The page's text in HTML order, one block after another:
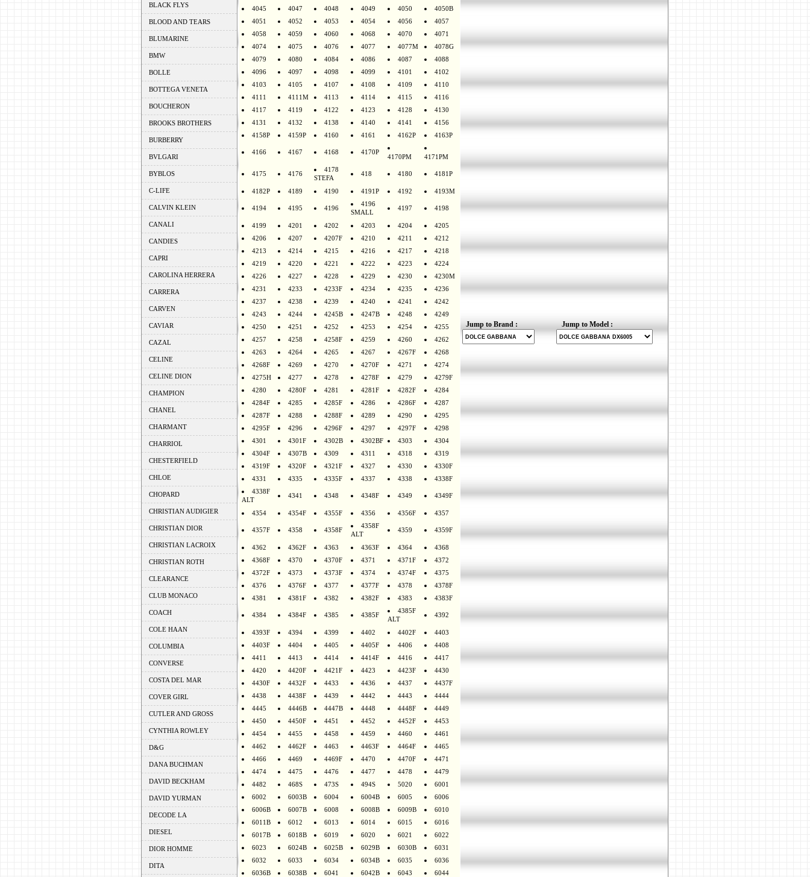
BLACK FLYS
BLOOD AND TEARS
BLUMARINE
BMW
BOLLE
BOTTEGA VENETA
BOUCHERON
BROOKS BROTHERS
BURBERRY
BVLGARI
BYBLOS
C-LIFE
CALVIN KLEIN
CANALI
CANDIES
CAPRI
CAROLINA HERRERA
CARRERA
CARVEN
CAVIAR
CAZAL
CELINE
CELINE DION
CHAMPION
CHANEL
CHARMANT
CHARRIOL
CHESTERFIELD
CHLOE
CHOPARD
CHRISTIAN AUDIGIER
CHRISTIAN DIOR
CHRISTIAN LACROIX
CHRISTIAN ROTH
CLEARANCE
CLUB MONACO
COACH
COLE HAAN
COLUMBIA
CONVERSE
COSTA DEL MAR
COVER GIRL
CUTLER AND GROSS
CYNTHIA ROWLEY
D&G
DANA BUCHMAN
DAVID BECKHAM
DAVID YURMAN
DECODE LA
DIESEL
DIOR HOMME
DITA
4045
4047 4048 4049 4050
4050B
4051
4052 4053 4054 4056
4057
4058
4059 4060 4068 4070
4071
4074
4075 4076 4077 4077M
4078G
4079
4080 4084 4086 4087
4088
4096
4097 4098 4099 4101
4102
4103
4105 4107 4108 4109
4110
4111
4111M 4113 4114 4115
4116
4117
4119 4122 4123 4128
4130
4131
4132 4138 4140 4141
4156
4158P
4159P 4160 4161 4162P 4163P
4166 4167 4168 4170P
4170PM 4171PM
4175 4176
4178
STEFA
418 4180 4181P
4182P 4189 4190 4191P 4192 4193M
4194 4195 4196
4196
SMALL
4197 4198
4199 4201 4202 4203 4204
4205
4206
4207 4207F 4210 4211
4212
4213
4214 4215 4216 4217
4218
4219
4220 4221 4222 4223
4224
4226
4227 4228 4229 4230
4230M
4231
4233 4233F 4234 4235
4236
4237
4238 4239 4240 4241
4242
4243
4244 4245B 4247B 4248
4249
4250
4251 4252 4253 4254
4255
4257
4258 4258F 4259 4260
4262
4263
4264 4265 4267 4267F
4268
4268F
4269 4270 4270F 4271
4274
4275H
4277 4278 4278F 4279
4279F
4280
4280F 4281 4281F 4282F
4284
4284F
4285 4285F 4286 4286F
4287
4287F
4288 4288F 4289 4290
4295
4295F
4296 4296F 4297 4297F
4298
4301
4301F 4302B 4302BF 4303
4304
4304F
4307B 4309 4311 4318
4319
4319F
4320F 4321F 4327 4330
4330F
4331
4335 4335F 4337 4338
4338F
4338F
ALT
4341 4348 4348F 4349 4349F
4354 4354F 4355F 4356 4356F 4357
4357F 4358 4358F
4358F
ALT
4359 4359F
4362 4362F 4363 4363F 4364
4368
4368F
4370 4370F 4371 4371F
4372
4372F
4373 4373F 4374 4374F
4375
4376
4376F 4377 4377F 4378
4378F
4381
4381F 4382 4382F 4383 4383F
4384 4384F 4385 4385F
4385F
ALT
4392
4393F 4394 4399 4402 4402F
4403
4403F
4404 4405 4405F 4406
4408
4411
4413 4414 4414F 4416
4417
4420
4420F 4421F 4423 4423F
4430
4430F
4432F 4433 4436 4437
4437F
4438
4438F 4439 4442 4443
4444
4445
4446B 4447B 4448 4448F
4449
4450
4450F 4451 4452 4452F
4453
4454
4455 4458 4459 4460
4461
4462
4462F 4463 4463F 4464F
4465
4466
4469 4469F 4470 4470F
4471
4474
4475 4476 4477 4478
4479
4482
468S 473S 494S 5020
6001
6002
6003B 6004 6004B 6005
6006
6006B
6007B 6008 6008B 6009B
6010
6011B
6012 6013 6014 6015
6016
6017B
6018B 6019 6020 6021
6022
6023
6024B 6025B 6029B 6030B
6031
6032
6033 6034 6034B 6035
6036
6036B
6038B 6041 6042B 6043
6044
Jump to Brand : Jump to Model :